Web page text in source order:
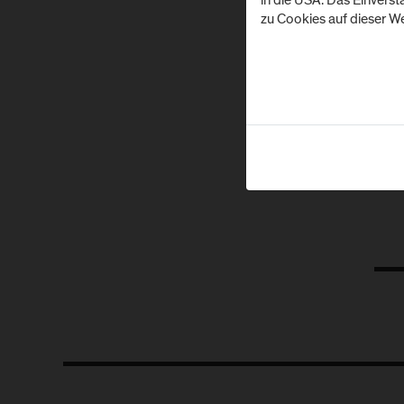
zu Cookies auf dieser